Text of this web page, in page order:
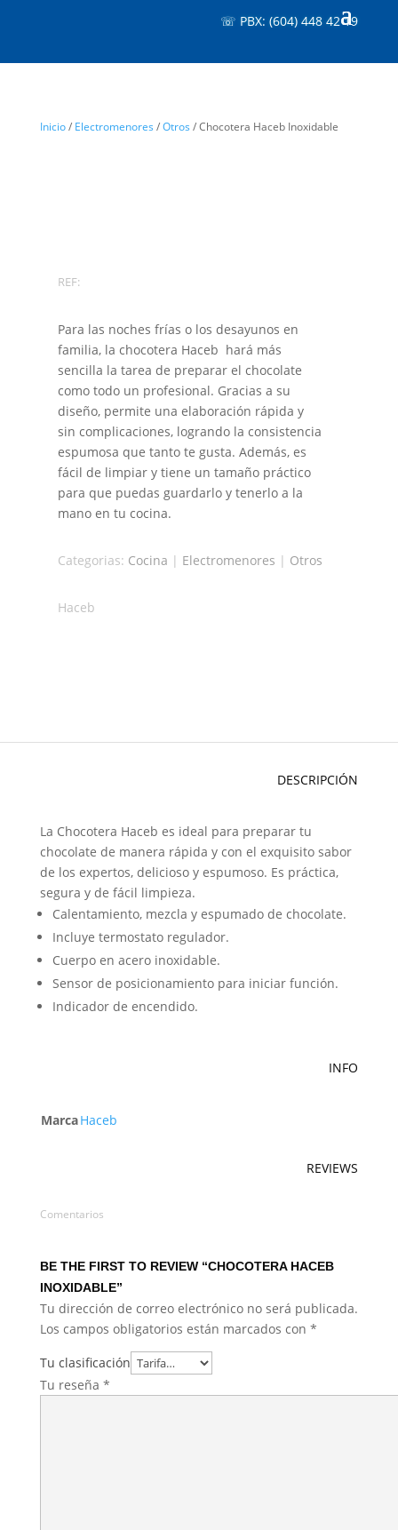
☏ PBX: (604) 448 42 19
Inicio/ Electromenores /Otros / Chocotera Haceb Inoxidable
REF:
Para las noches frías o los desayunos en
familia, la chocotera Haceb hará más
sencilla la tarea de preparar el chocolate
como todo un profesional. Gracias a su
diseño, permite una elaboración rápida y
sin complicaciones, logrando la consistencia
espumosa que tanto te gusta. Además, es
fácil de limpiar y tiene un tamaño práctico
para que puedas guardarlo y tenerlo a la
mano en tu cocina.
Categorias: Cocina | Electromenores | Otros
Haceb
DESCRIPCIÓN
La Chocotera Haceb es ideal para preparar tu
chocolate de manera rápida y con el exquisito sabor
de los expertos, delicioso y espumoso. Es práctica,
segura y de fácil limpieza.
Calentamiento, mezcla y espumado de chocolate.
Incluye termostato regulador.
Cuerpo en acero inoxidable.
Sensor de posicionamiento para iniciar función.
Indicador de encendido.
INFO
MarcaHaceb
REVIEWS
Comentarios
BE THE FIRST TO REVIEW “CHOCOTERA HACEB
INOXIDABLE”
Tu dirección de correo electrónico no será publicada.
Los campos obligatorios están marcados con *
Tu clasificación
Tu reseña *